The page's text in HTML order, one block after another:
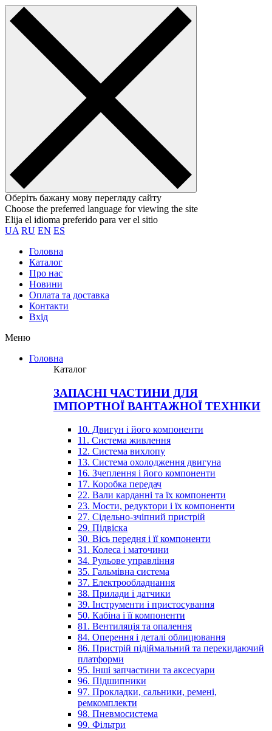
Оберіть бажану мову перегляду сайту
Choose the preferred language for viewing the site
Elija el idioma preferido para ver el sitio
UA RU EN ES
Головна
Каталог
Про нас
Новини
Оплата та доставка
Контакти
Вхiд
Меню
Головна
Каталог
ЗАПАСНІ ЧАСТИНИ ДЛЯ
ІМПОРТНОЇ ВАНТАЖНОЇ ТЕХНІКИ
10. Двигун і його компоненти
11. Система живлення
12. Система вихлопу
13. Система охолодження двигуна
16. Зчеплення і його компоненти
17. Коробка передач
22. Вали карданні та їх компоненти
23. Мости, редуктори і їх компоненти
27. Сідельно-зчіпний пристрій
29. Підвіска
30. Вісь передня і її компоненти
31. Колеса і маточини
34. Рульове управління
35. Гальмівна система
37. Електрообладнання
38. Прилади і датчики
39. Інструменти і пристосування
50. Кабіна і її компоненти
81. Вентиляція та опалення
84. Оперення і деталі облицювання
86. Пристрій підіймальний та перекидаючий
платформи
95. Інші запчастини та аксесуари
96. Підшипники
97. Прокладки, сальники, ремені,
ремкомплекти
98. Пневмосистема
99. Фільтри